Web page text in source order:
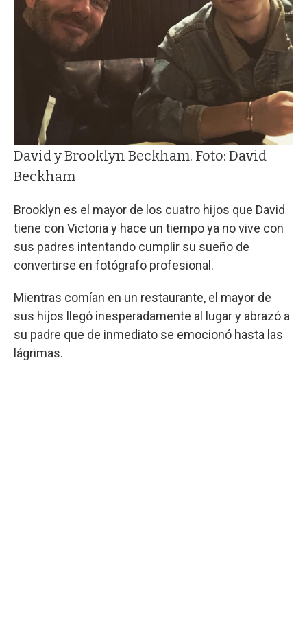
David y Brooklyn Beckham. Foto: David
Beckham
Brooklyn es el mayor de los cuatro hijos que David
tiene con Victoria y hace un tiempo ya no vive con
sus padres intentando cumplir su sueño de
convertirse en fotógrafo profesional.
Mientras comían en un restaurante, el mayor de
sus hijos llegó inesperadamente al lugar y abrazó a
su padre que de inmediato se emocionó hasta las
lágrimas.